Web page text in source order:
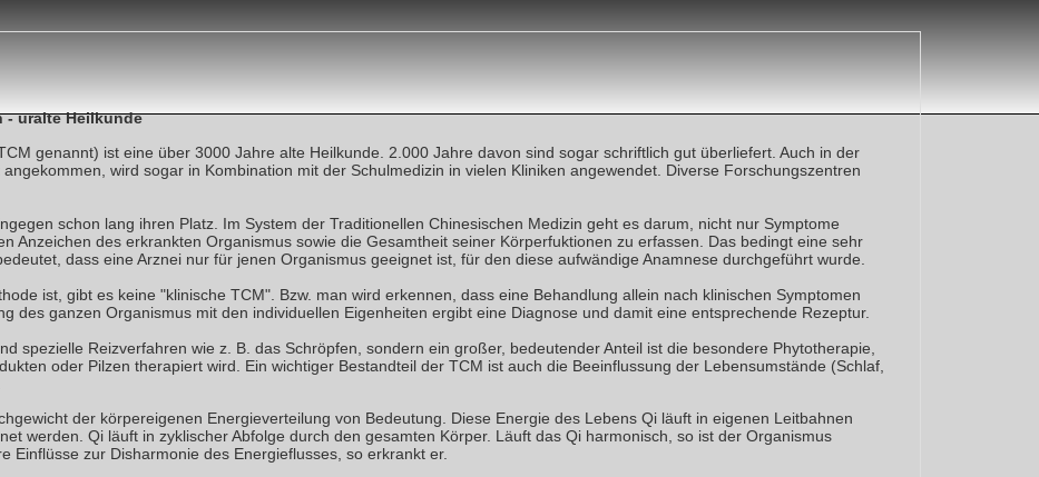
- uralte Heilkunde
genannt) ist eine über 3000 Jahre alte Heilkunde. 2.000 Jahre davon sind sogar schriftlich gut überliefert. Auch in der
wird sogar in Kombination mit der Schulmedizin in vielen Kliniken angewendet. Diverse Forschungszentren
schon lang ihren Platz. Im System der Traditionellen Chinesischen Medizin geht es darum, nicht nur Symptome
Anzeichen des erkrankten Organismus sowie die Gesamtheit seiner Körperfuktionen zu erfassen. Das bedingt eine sehr
dass eine Arznei nur für jenen Organismus geeignet ist, für den diese aufwändige Anamnese durchgeführt wurde.
ist, gibt es keine "klinische TCM". Bzw. man wird erkennen, dass eine Behandlung allein nach klinischen Symptomen
des ganzen Organismus mit den individuellen Eigenheiten ergibt eine Diagnose und damit eine entsprechende Rezeptur.
spezielle Reizverfahren wie z. B. das Schröpfen, sondern ein großer, bedeutender Anteil ist die besondere Phytotherapie,
oder Pilzen therapiert wird. Ein wichtiger Bestandteil der TCM ist auch die Beeinflussung der Lebensumstände (Schlaf,
der körpereigenen Energieverteilung von Bedeutung. Diese Energie des Lebens Qi läuft in eigenen Leitbahnen
werden. Qi läuft in zyklischer Abfolge durch den gesamten Körper. Läuft das Qi harmonisch, so ist der Organismus
Einflüsse zur Disharmonie des Energieflusses, so erkrankt er.